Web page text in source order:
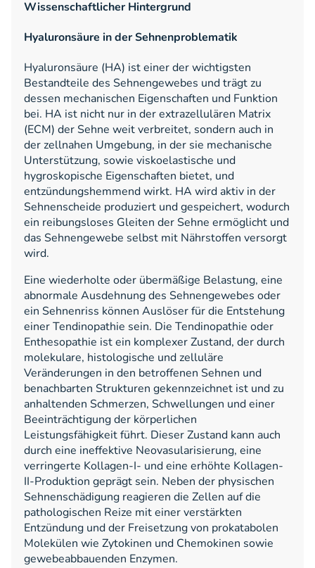
Wissenschaftlicher Hintergrund
Hyaluronsäure in der Sehnenproblematik
Hyaluronsäure (HA) ist einer der wichtigsten
Bestandteile des Sehnengewebes und trägt zu
dessen mechanischen Eigenschaften und Funktion
bei. HA ist nicht nur in der extrazellulären Matrix
(ECM) der Sehne weit verbreitet, sondern auch in
der zellnahen Umgebung, in der sie mechanische
Unterstützung, sowie viskoelastische und
hygroskopische Eigenschaften bietet, und
entzündungshemmend wirkt. HA wird aktiv in der
Sehnenscheide produziert und gespeichert, wodurch
ein reibungsloses Gleiten der Sehne ermöglicht und
das Sehnengewebe selbst mit Nährstoffen versorgt
wird.
Eine wiederholte oder übermäßige Belastung, eine
abnormale Ausdehnung des Sehnengewebes oder
ein Sehnenriss können Auslöser für die Entstehung
einer Tendinopathie sein. Die Tendinopathie oder
Enthesopathie ist ein komplexer Zustand, der durch
molekulare, histologische und zelluläre
Veränderungen in den betroffenen Sehnen und
benachbarten Strukturen gekennzeichnet ist und zu
anhaltenden Schmerzen, Schwellungen und einer
Beeinträchtigung der körperlichen
Leistungsfähigkeit führt. Dieser Zustand kann auch
durch eine ineffektive Neovasularisierung, eine
verringerte Kollagen-I- und eine erhöhte Kollagen-
II-Produktion geprägt sein. Neben der physischen
Sehnenschädigung reagieren die Zellen auf die
pathologischen Reize mit einer verstärkten
Entzündung und der Freisetzung von prokatabolen
Molekülen wie Zytokinen und Chemokinen sowie
gewebeabbauenden Enzymen.